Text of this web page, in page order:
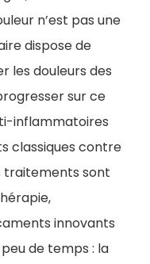
n’est pas une
dispose de
les douleurs des
sur ce
inflammatoires
classiques contre
traitements sont
innovants
de temps : la